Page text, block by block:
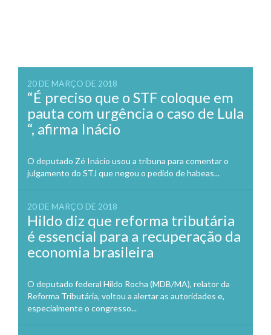
20 DE MARÇO DE 2018
“É preciso que o STF coloque em
pauta com urgência o caso de Lula
“, afirma Inácio
O deputado Zé Inácio usou a tribuna para comentar o
julgamento do STJ que negou o pedido de habeas...
20 DE MARÇO DE 2018
Hildo diz que reforma tributária
é essencial para a recuperação da
economia brasileira
O deputado federal Hildo Rocha (MDB/MA), relator da
Reforma Tributária, voltou a alertar as autoridades e,
especialmente o congresso...